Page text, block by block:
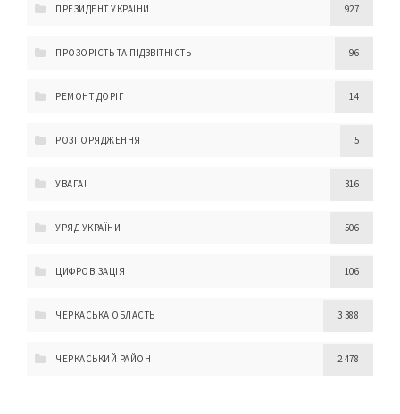
ПРЕЗИДЕНТ УКРАЇНИ 927
ПРОЗОРІСТЬ ТА ПІДЗВІТНІСТЬ 96
РЕМОНТ ДОРІГ 14
РОЗПОРЯДЖЕННЯ 5
УВАГА! 316
УРЯД УКРАЇНИ 506
ЦИФРОВІЗАЦІЯ 106
ЧЕРКАСЬКА ОБЛАСТЬ 3 388
ЧЕРКАСЬКИЙ РАЙОН 2 478